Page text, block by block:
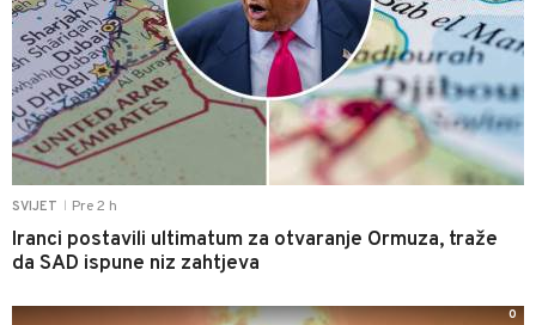
SVIJET Pre 2 h
Iranci postavili ultimatum za otvaranje Ormuza, traže
da SAD ispune niz zahtjeva
0